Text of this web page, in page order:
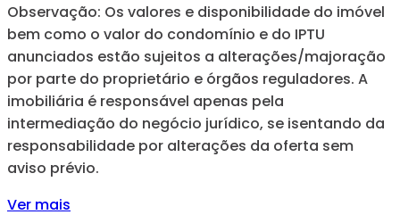
Observação: Os valores e disponibilidade do imóvel
bem como o valor do condomínio e do IPTU
anunciados estão sujeitos a alterações/majoração
por parte do proprietário e órgãos reguladores. A
imobiliária é responsável apenas pela
intermediação do negócio jurídico, se isentando da
responsabilidade por alterações da oferta sem
aviso prévio.
Ver mais